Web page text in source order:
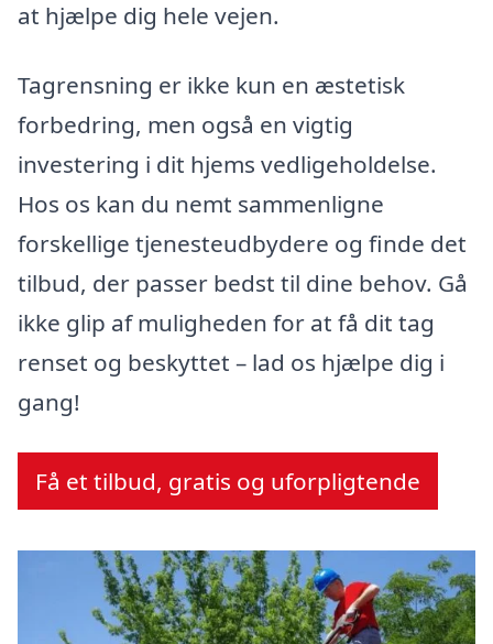
at hjælpe dig hele vejen.
Tagrensning er ikke kun en æstetisk
forbedring, men også en vigtig
investering i dit hjems vedligeholdelse.
Hos os kan du nemt sammenligne
forskellige tjenesteudbydere og finde det
tilbud, der passer bedst til dine behov. Gå
ikke glip af muligheden for at få dit tag
renset og beskyttet – lad os hjælpe dig i
gang!
Få et tilbud, gratis og uforpligtende